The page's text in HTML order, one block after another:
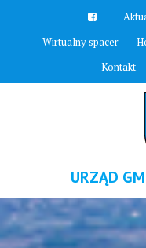
Wirtualny spacer
Kontakt
URZĄD